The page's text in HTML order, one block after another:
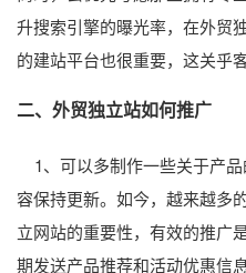
升搜索引擎的曝光率，在外贸
的建站平台也很重要，这关乎
二、外贸独立站如何推广
1、可以多制作一些关于产
容保持更新。如今，越来越多
立网站的重要性，有效的推广
期发送产品推荐和活动优惠信